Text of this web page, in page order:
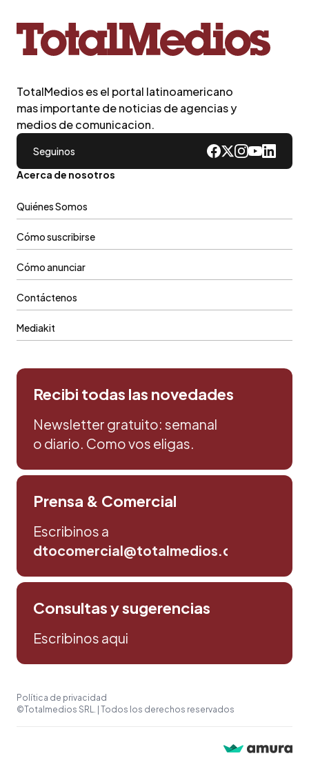
TotalMedios es el portal latinoamericano
mas importante de noticias de agencias y
medios de comunicacion.
Seguinos
Acerca de nosotros
Quiénes Somos
Cómo suscribirse
Cómo anunciar
Contáctenos
Mediakit
Recibi todas las novedades
Newsletter gratuito: semanal
o diario. Como vos eligas.
Prensa & Comercial
Escribinos a
dtocomercial@totalmedios.com
Consultas y sugerencias
Escribinos aqui
Política de privacidad
©Totalmedios SRL. | Todos los derechos reservados